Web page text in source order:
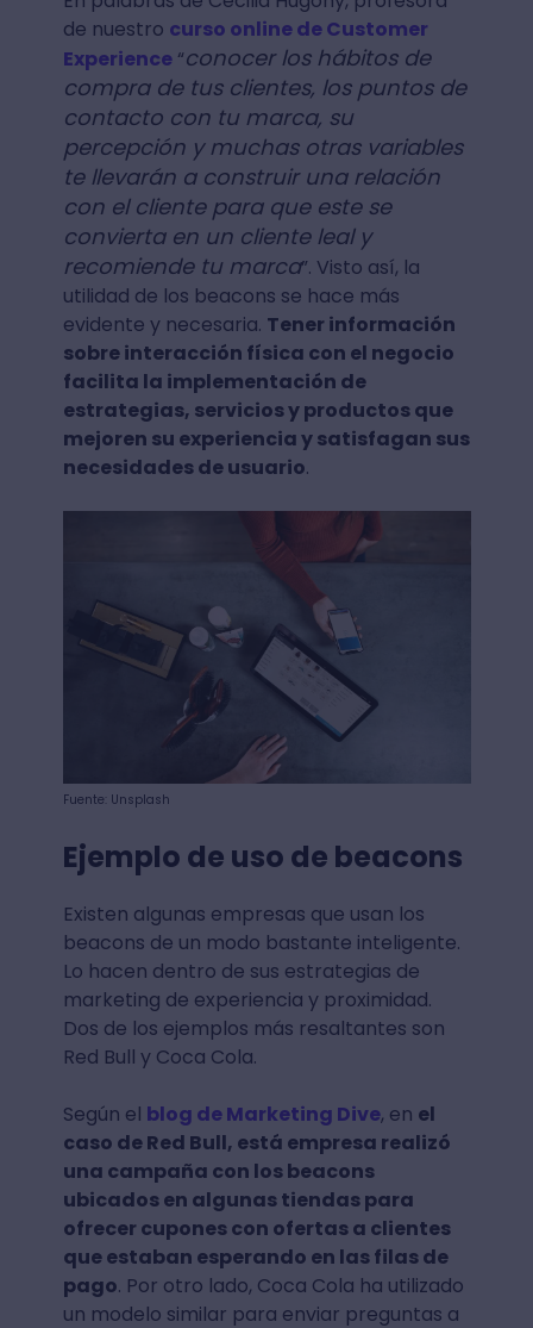
de nuestro curso online de Customer
Experience“conocer los hábitos de
compra de tus clientes, los puntos de
contacto con tu marca, su
percepción y muchas otras variables
te llevarán a construir una relación
con el cliente para que este se
convierta en un cliente leal y
recomiende tu marca”. Visto así, la
utilidad de los beacons se hace más
evidente y necesaria. Tener información
sobre interacción física con el negocio
facilita la implementación de
estrategias, servicios y productos que
mejoren su experiencia y satisfagan sus
necesidades de usuario.
Fuente: Unsplash
Ejemplo de uso de beacons
Existen algunas empresas que usan los
beacons de un modo bastante inteligente.
Lo hacen dentro de sus estrategias de
marketing de experiencia y proximidad.
Dos de los ejemplos más resaltantes son
Red Bull y Coca Cola.
Según el blog de Marketing Dive, en el
caso de Red Bull, está empresa realizó
una campaña con los beacons
ubicados en algunas tiendas para
ofrecer cupones con ofertas a clientes
que estaban esperando en las filas de
pago. Por otro lado, Coca Cola ha utilizado
un modelo similar para enviar preguntas a